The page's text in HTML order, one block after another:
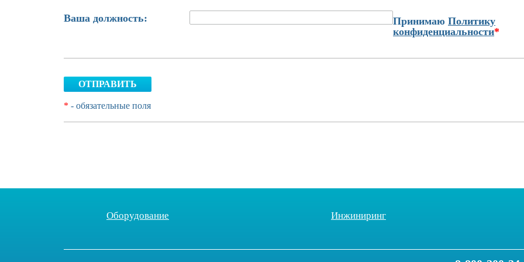
Ваша должность: Принимаю Политику
конфиденциальности*
ОТПРАВИТЬ
* - обязательные поля
Оборудование Инжиниринг